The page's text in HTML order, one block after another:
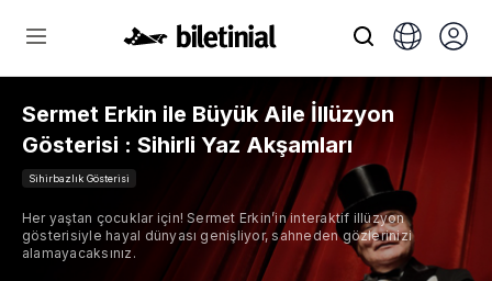
Sermet Erkin ile Büyük Aile İllüzyon
Gösterisi : Sihirli Yaz Akşamları
Sihirbazlık Gösterisi
Her yaştan çocuklar için! Sermet Erkin’in interaktif illüzyon
gösterisiyle hayal dünyası genişliyor, sahneden gözlerinizi
alamayacaksınız.